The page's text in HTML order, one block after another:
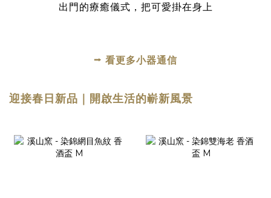
出門的療癒儀式，把可愛掛在身上
⭢ 看更多小器通信
迎接春日新品｜開啟生活的嶄新風景